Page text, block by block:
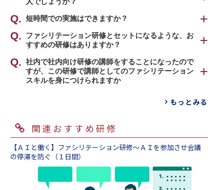
のロールプレイングです。
ファシリテーター役と会議参加メンバー役に分
かれ、実際に会議をしていただきます。
実践の場と近い状況を体感できるよう、参加メ
ンバー役には役割カードに書かれたキャラクタ
ーで会議に参加していただきます。キャラクタ
ーには、「積極的に発言する人」や「否定的な
ことをいう人」等、さまざま用意しており、か
践できるので、スキルの定着力に定評がありま
マイズすることも可能でございます。
実際に会議のファシリテートをする機会の多
い、管理職やリーダー層の受講者が多いです。
ただし、ファシリテーションスキルは会議の場
のみならず、通常業務の中での意見の発散・集
約時にも大変役に立ちますので、どの階層や職
種の方が受けていただいても活用いただける内
容となっております。
短時間での実施はできますか？
可能ではございますが、あまりおすすめはいた
しません。
ファシリテーション研修の場合、講義ももちろ
ん重要な要素ですが、疑似会議をの実践で学ん
だことを「アウトプット」することが、最大の
ァシリテーター役をしてもらうためには、１日
もし短時間研修をご希望の場合、動画コンテン
ツによる教育との併用をおすすめします。
1,000種類以上のラインナップからご要望に合っ
た動画コンテンツをご提案いたしますので、お
気軽にお問い合わせください。
ファシリテーション研修とセットになるような、お
すすめの研修はありますか？
ファシリテーション研修とあわせてご提案可能
な研修には、以下のようにさまざまな種類がご
ざいます。是非、あわせてご検討ください。
出された意見を、ひと目で分かりやすいように
アイデアを発散させるための会議を実施するた
めの「創造力強化研修」
効果的・効率的な会議を行うための「会議改善
研修 会議を効率化する編」
社内で社内向け研修の講師をすることになったので
すが、この研修で講師としてのファシリテーション
スキルを身につけられますか
もちろんファシリテーション研修で学んだ内容
すめです。公開講座なら１名様からも受講可能
です。
研修講師養成研修 基本編（１日間）
【公開講座】研修講師養成研修
もっとみる
関連おすすめ研修
【ＡＩと働く】ファシリテーション研修～ＡＩを参加させ会議
の停滞を防ぐ（１日間）